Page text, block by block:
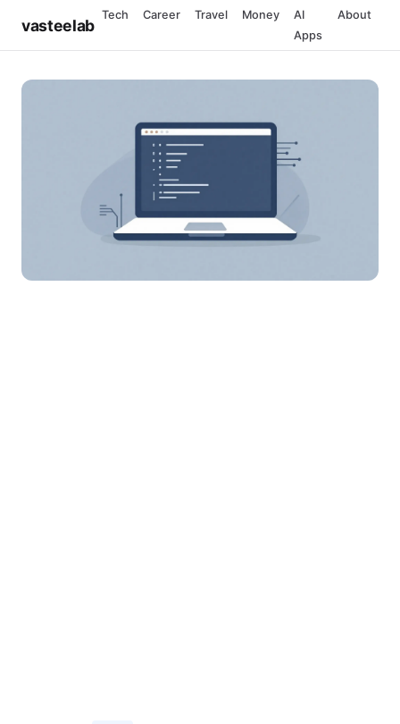
vasteelab
Tech Career Travel Money
AI
Apps
About